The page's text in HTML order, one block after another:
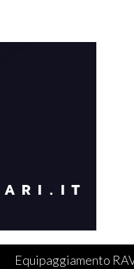
Equipaggiamento